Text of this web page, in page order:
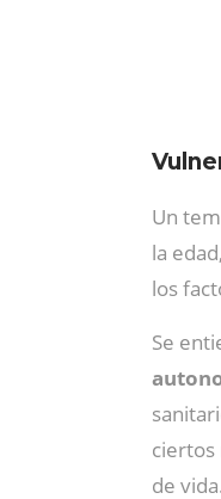
Un
la
los
Se
ciertos
de vida.